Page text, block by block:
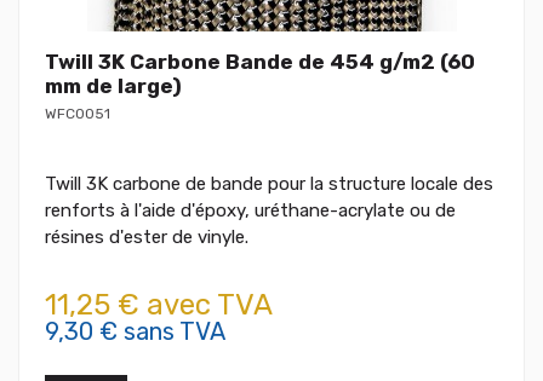
Twill 3K Carbone Bande de 454 g/m2 (60
mm de large)
WFC0051
Twill 3K carbone de bande pour la structure locale des
renforts à l'aide d'époxy, uréthane-acrylate ou de
résines d'ester de vinyle.
11,25 € avec TVA
9,30 € sans TVA